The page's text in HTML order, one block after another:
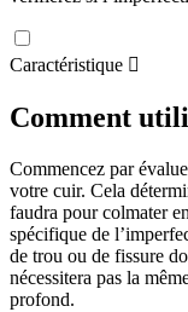
Caractéristique 
Comment
Commencez par
votre cuir. Cela
faudra pour colmater
spécifique de
de trou ou de fissure
nécessitera pas la
profond.